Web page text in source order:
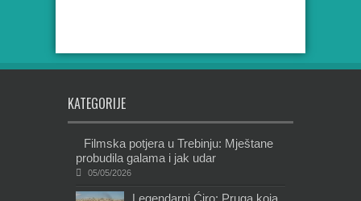
KATEGORIJE
Filmska potjera u Trebinju: Mještane
probudila galama i jak udar
05/05/2026
Legendarni Ćiro: Pruga koja